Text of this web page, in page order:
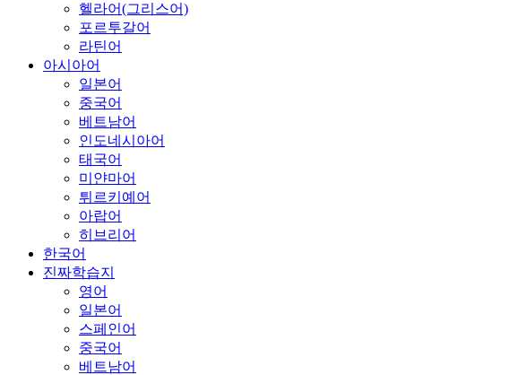
헬라어(그리스어)
포르투갈어
라틴어
아시아어
일본어
중국어
베트남어
인도네시아어
태국어
미얀마어
튀르키예어
아랍어
히브리어
한국어
진짜학습지
영어
일본어
스페인어
중국어
베트남어